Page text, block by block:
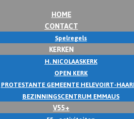
HOME
CONTACT
Spelregels
KERKEN
H. NICOLAASKERK
OPEN KERK
PROTESTANTE GEMEENTE HELEVOIRT-
BEZINNINGSCENTRUM EMMAUS
V55+